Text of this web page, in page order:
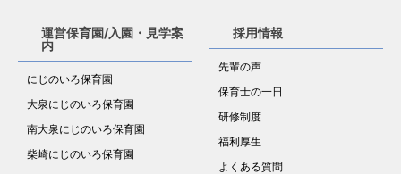
運営保育園/入園・見学案
内
にじのいろ保育園
大泉にじのいろ保育園
南大泉にじのいろ保育園
柴崎にじのいろ保育園
採用情報
先輩の声
保育士の一日
研修制度
福利厚生
よくある質問